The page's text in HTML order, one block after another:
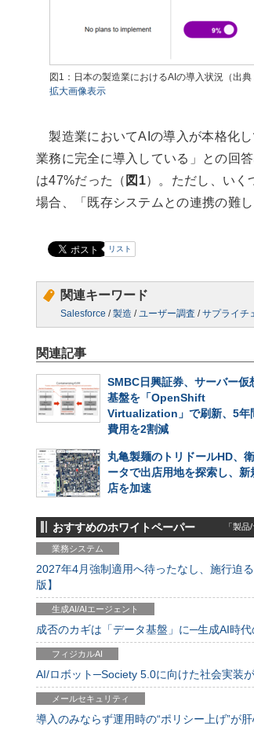
図1：日本の製造業におけるAIの導入状況（出典
拡大画像表示
製造業においてAIの導入が本格化
業務に完全に導入している」との回
は47%だった（ 図1）。ただし、いく
場合、「既存システムとの連携の難
リスト
関連キーワード
Salesforce /製造 /ユーザー調査 /サプライチ
関連記事
SMBC日興証券、サーバー仮
基盤を「OpenShift
Virtualization」で刷新、5年
費用を2割減
丸亀製麺のトリドールHD、
ータで出店用地を探索し、新
店を加速
おすすめのホワイトペーパー 「製
業務システム
2027年4月強制適用へ待ったなし、施行迫
版】
生成AI/AIエージェント
成否のカギは「データ基盤」に─生成AI時
フィジカルAI
AI/ロボット─Society 5.0に向けた社会実装
メールセキュリティ
導入のみならず運用時の“ポリシー上げ”が